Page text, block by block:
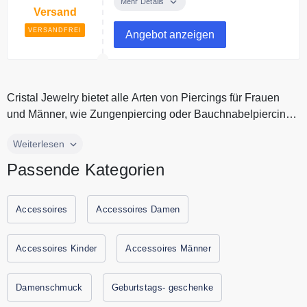
Versand
VERSANDFREI Angebot anzeigen
Cristal Jewelry bietet alle Arten von Piercings für Frauen
und Männer, wie Zungenpiercing oder Bauchnabelpiercing.
Cristal Jewelry bietet alle Arten von Piercings für Frauen und
Cristal Jewelry findest Du aber nicht nur Piercingschmuck,
hochwertigen Modeschmuck zu günstigen Preisen. Spare
auf Gutscheine.codes mit den aktuellsten Gutscheinen und
Rabatten von Cristal Jewelry
Weiterlesen
Passende Kategorien
Accessoires Accessoires Damen
Accessoires Kinder Accessoires Männer
Damenschmuck Geburtstags- geschenke